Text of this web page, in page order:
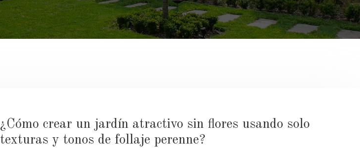
¿Cómo crear un jardín atractivo sin flores usando solo
texturas y tonos de follaje perenne?